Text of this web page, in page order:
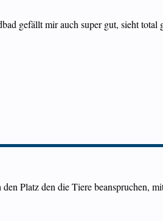
gefällt mir auch super gut, sieht total
Platz den die Tiere beanspruchen,